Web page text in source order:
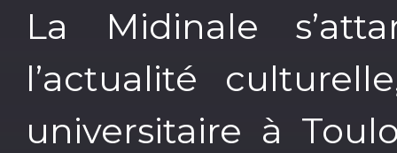
La Midinale
l’actualité
universitaire à